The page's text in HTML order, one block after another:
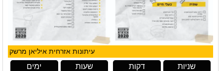
עיתונות אזרחית איליאן מרשק
ימים שעות דקות שניות